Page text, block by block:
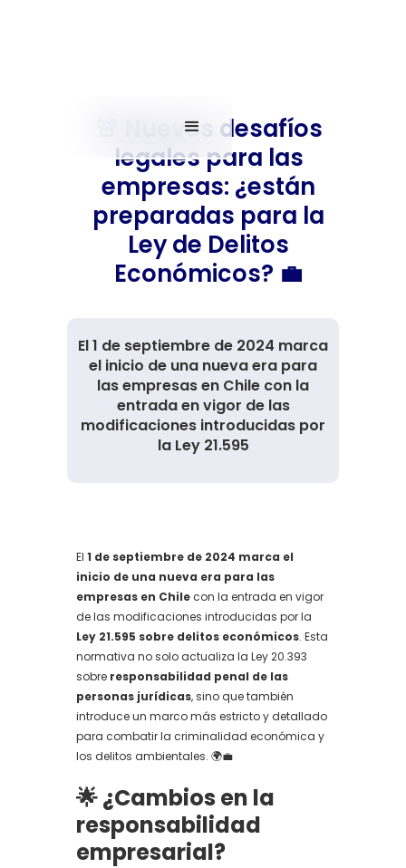
🚨 Nuevos desafíos
legales para las
empresas: ¿están
preparadas para la
Ley de Delitos
Económicos? 💼
El 1 de septiembre de 2024 marca
el inicio de una nueva era para
las empresas en Chile con la
entrada en vigor de las
modificaciones introducidas por
la Ley 21.595
El 1 de septiembre de 2024 marca el
inicio de una nueva era para las
empresas en Chilecon la entrada en vigor
de las modificaciones introducidas por la
Ley 21.595 sobre delitos económicos. Esta
normativa no solo actualiza la Ley 20.393
sobre responsabilidad penal de las
personas jurídicas, sino que también
introduce un marco más estricto y detallado
para combatir la criminalidad económica y
los delitos ambientales. 🌍💼
🌟 ¿Cambios en la
responsabilidad
empresarial?